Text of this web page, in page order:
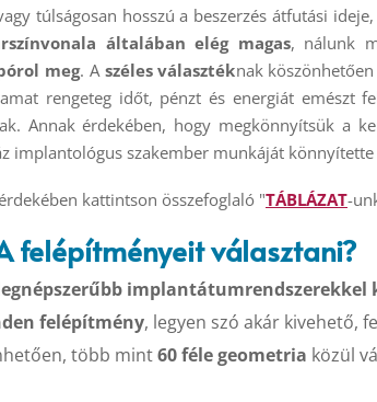
túlságosan hosszú a beszerzés átfutási
általában elég magas, nálunk
meg. A széles választéknak
rengeteg időt, pénzt és energiát emészt
Annak érdekében, hogy megkönnyítsük a
implantológus szakember munkáját könnyítette
kattintson összefoglaló "TÁBLÁZAT-
felépítményeit választani?
implantátumrendszerekkel
felépítmény, legyen szó akár kivehető,
több mint60 féle geometria közül